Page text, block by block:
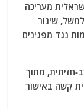
מעריכה
שיגור
נגד מפגינים
חזיתית, מתוך
קשה באישור